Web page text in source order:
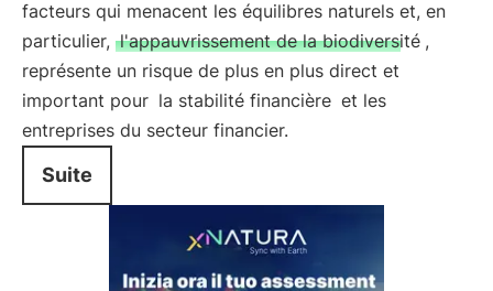
facteurs qui menacent les équilibres naturels et, en
particulier, l'appauvrissement de la biodiversité ,
représente un risque de plus en plus direct et
important pour la stabilité financière et les
entreprises du secteur financier.
Suite